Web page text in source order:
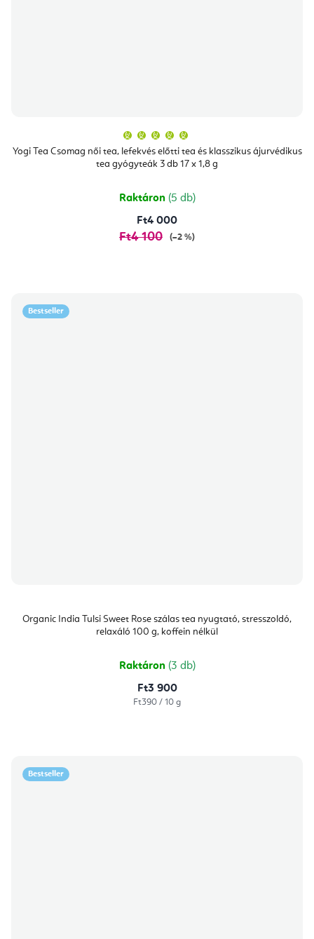
Yogi Tea Csomag női tea, lefekvés előtti tea és klasszikus ájurvédikus
tea gyógyteák 3 db 17 x 1,8 g
átlagos
értékelése
5-
csillag.
Raktáron (5 db)
Ft4 000
Ft4 100 (–2 %)
Bestseller
Organic India Tulsi Sweet Rose szálas tea nyugtató, stresszoldó,
relaxáló 100 g, koffein nélkül
Raktáron (3 db)
Ft3 900
Egységár:
Ft390 / 10 g
Bestseller